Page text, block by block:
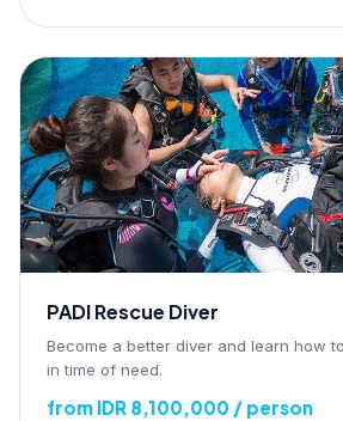
PADI Rescue Diver
Become a better diver and learn how
in time of need.
from IDR 8,100,000 / person